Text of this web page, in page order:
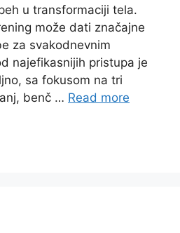
u transformaciji tela.
može dati značajne
za svakodnevnim
najefikasnijih pristupa je
sa fokusom na tri
benč … Read more